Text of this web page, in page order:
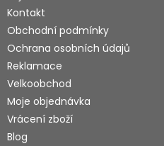
Kontakt
Obchodní podmínky
Ochrana osobních údajů
Reklamace
Velkoobchod
Moje objednávka
Vrácení zboží
Blog